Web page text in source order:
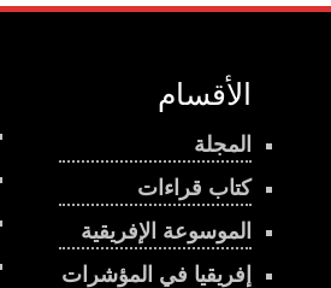
الأقسام
المجلة
كتاب قراءات
الموسوعة الإفريقية
إفريقيا في المؤشرات